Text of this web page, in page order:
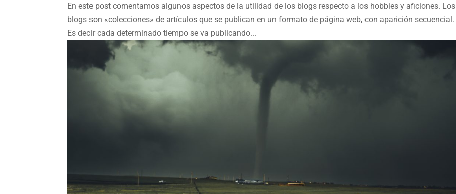
En este post comentamos algunos aspectos de la utilidad de los blogs respecto a los hobbies y aficiones. Los
blogs son «colecciones» de artículos que se publican en un formato de página web, con aparición secuencial.
Es decir cada determinado tiempo se va publicando...